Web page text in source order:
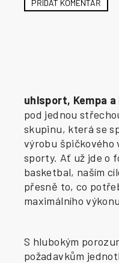
PŘIDAT KOMENTÁŘ
uhlsport, Kempa a
pod jednou
skupinu, která se
výrobu špičkového
sporty. Ať už jde o
basketbal, naším
přesně to, co
maximálního
S hlubokým
požadavkům